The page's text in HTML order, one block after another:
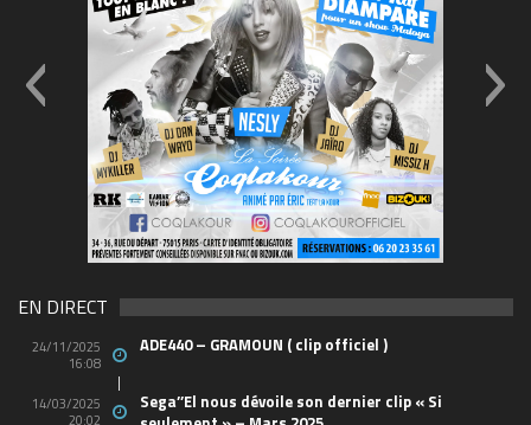
(1)
EN DIRECT
24/11/2025
16:08
ADE440 – GRAMOUN ( clip officiel )
14/03/2025
20:02
Sega’’El nous dévoile son dernier clip « Si